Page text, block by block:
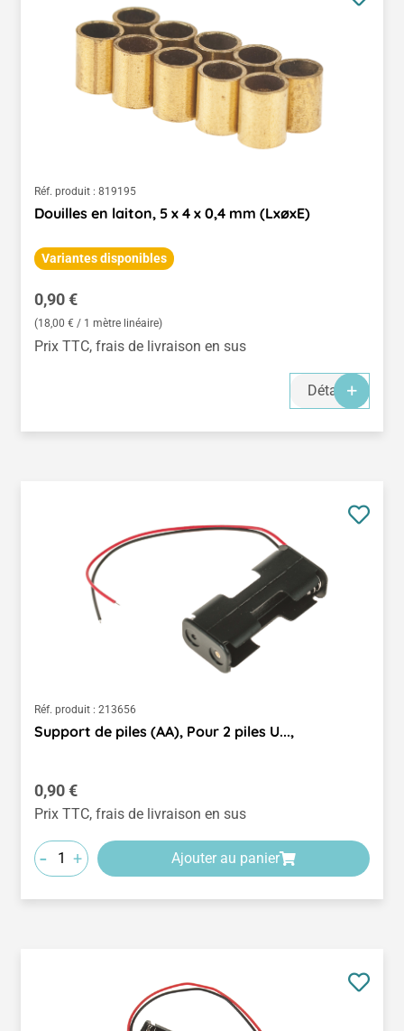
Réf. produit : 819195
Douilles en laiton, 5 x 4 x 0,4 mm (LxøxE)
Variantes disponibles
Prix régulier :
0,90 €
(18,00 € / 1 mètre linéaire)
Prix TTC, frais de livraison en sus
Détails
Réf. produit : 213656
Support de piles (AA), Pour 2 piles U...,
Prix régulier :
0,90 €
Prix TTC, frais de livraison en sus
- + Ajouter au panier